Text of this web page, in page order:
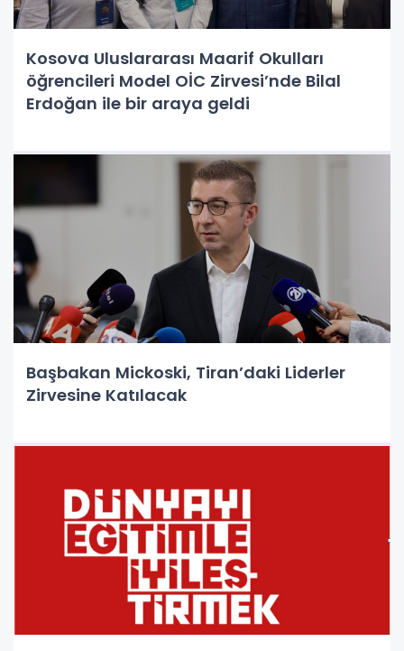
Kosova Uluslararası Maarif Okulları
öğrencileri Model OİC Zirvesi’nde Bilal
Erdoğan ile bir araya geldi
Başbakan Mickoski, Tiran’daki Liderler
Zirvesine Katılacak